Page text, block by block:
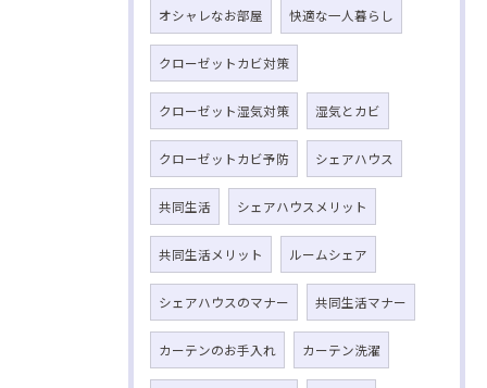
オシャレなお部屋 快適な一人暮らし
クローゼットカビ対策
クローゼット湿気対策 湿気とカビ
クローゼットカビ予防 シェアハウス
共同生活 シェアハウスメリット
共同生活メリット ルームシェア
シェアハウスのマナー 共同生活マナー
カーテンのお手入れ カーテン洗濯